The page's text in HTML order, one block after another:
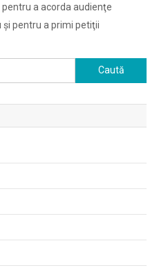
a acorda audienţe
pentru a primi petiţii
Caută
după: